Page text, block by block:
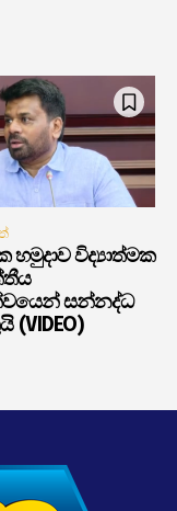
විද්‍යාත්මක
සන්නද්ධ
(VIDEO)